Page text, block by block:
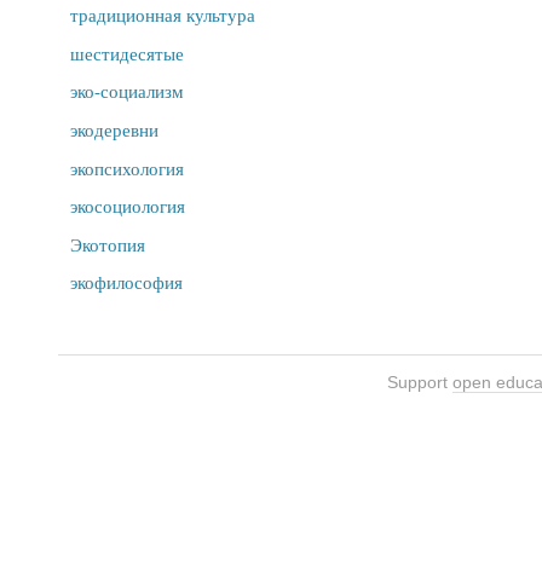
традиционная культура
шестидесятые
эко-социализм
экодеревни
экопсихология
экосоциология
Экотопия
экофилософия
Support open